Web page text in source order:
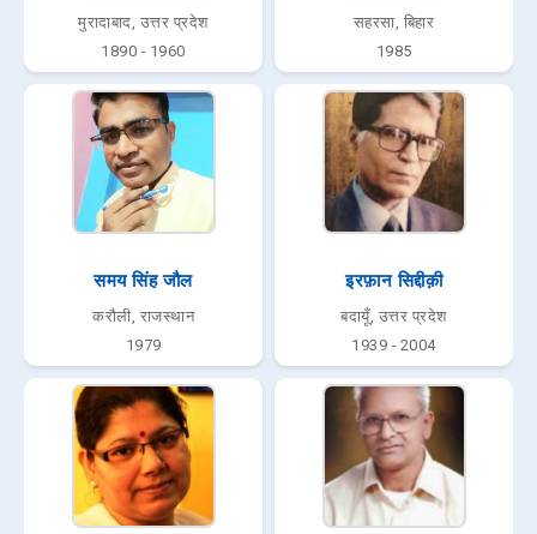
मुरादाबाद, उत्तर प्रदेश
1890 - 1960
सहरसा, बिहार
1985
समय सिंह जौल
करौली, राजस्थान
1979
इरफ़ान सिद्दीक़ी
बदायूँ, उत्तर प्रदेश
1939 - 2004